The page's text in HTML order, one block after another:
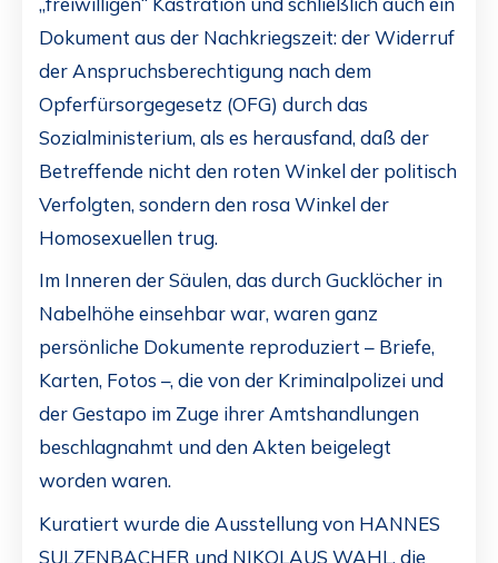
Dokument aus der Nachkriegszeit: der Widerruf
der Anspruchsberechtigung nach dem
Opferfürsorgegesetz (OFG) durch das
Sozialministerium, als es herausfand, daß der
Betreffende nicht den roten Winkel der politisch
Verfolgten, sondern den rosa Winkel der
Homosexuellen trug.
Im Inneren der Säulen, das durch Gucklöcher in
Nabelhöhe einsehbar war, waren ganz
persönliche Dokumente reproduziert – Briefe,
Karten, Fotos –, die von der Kriminalpolizei und
der Gestapo im Zuge ihrer Amtshandlungen
beschlagnahmt und den Akten beigelegt
worden waren.
Kuratiert wurde die Ausstellung von HANNES
SULZENBACHER und NIKOLAUS WAHL, die